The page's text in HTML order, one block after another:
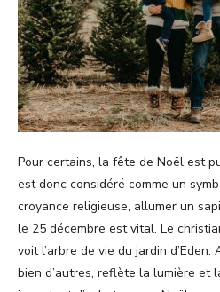
Pour certains, la fête de Noël est
est donc considéré comme un
croyance religieuse, allumer un
le 25 décembre est vital. Le
voit l’arbre de vie du jardin
bien d’autres, reflète la lumière et